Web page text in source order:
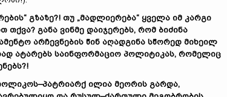
გზაზე?! თუ „მადლიერება“ ყველა იმ კარგი
თქვა? განა ვინმე დაიჯერებს, რომ ბიძინა
არჩევნების წინ აღადგინა სწორედ მიხეილ
ატარებს საინფორმაციო პოლიტიკას, რომელიც
ილია მეორის გარდა,